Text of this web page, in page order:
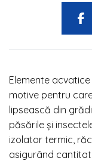
Elemente
motive pentru
lipsească din
păsările şi
izolator termic,
asigurând